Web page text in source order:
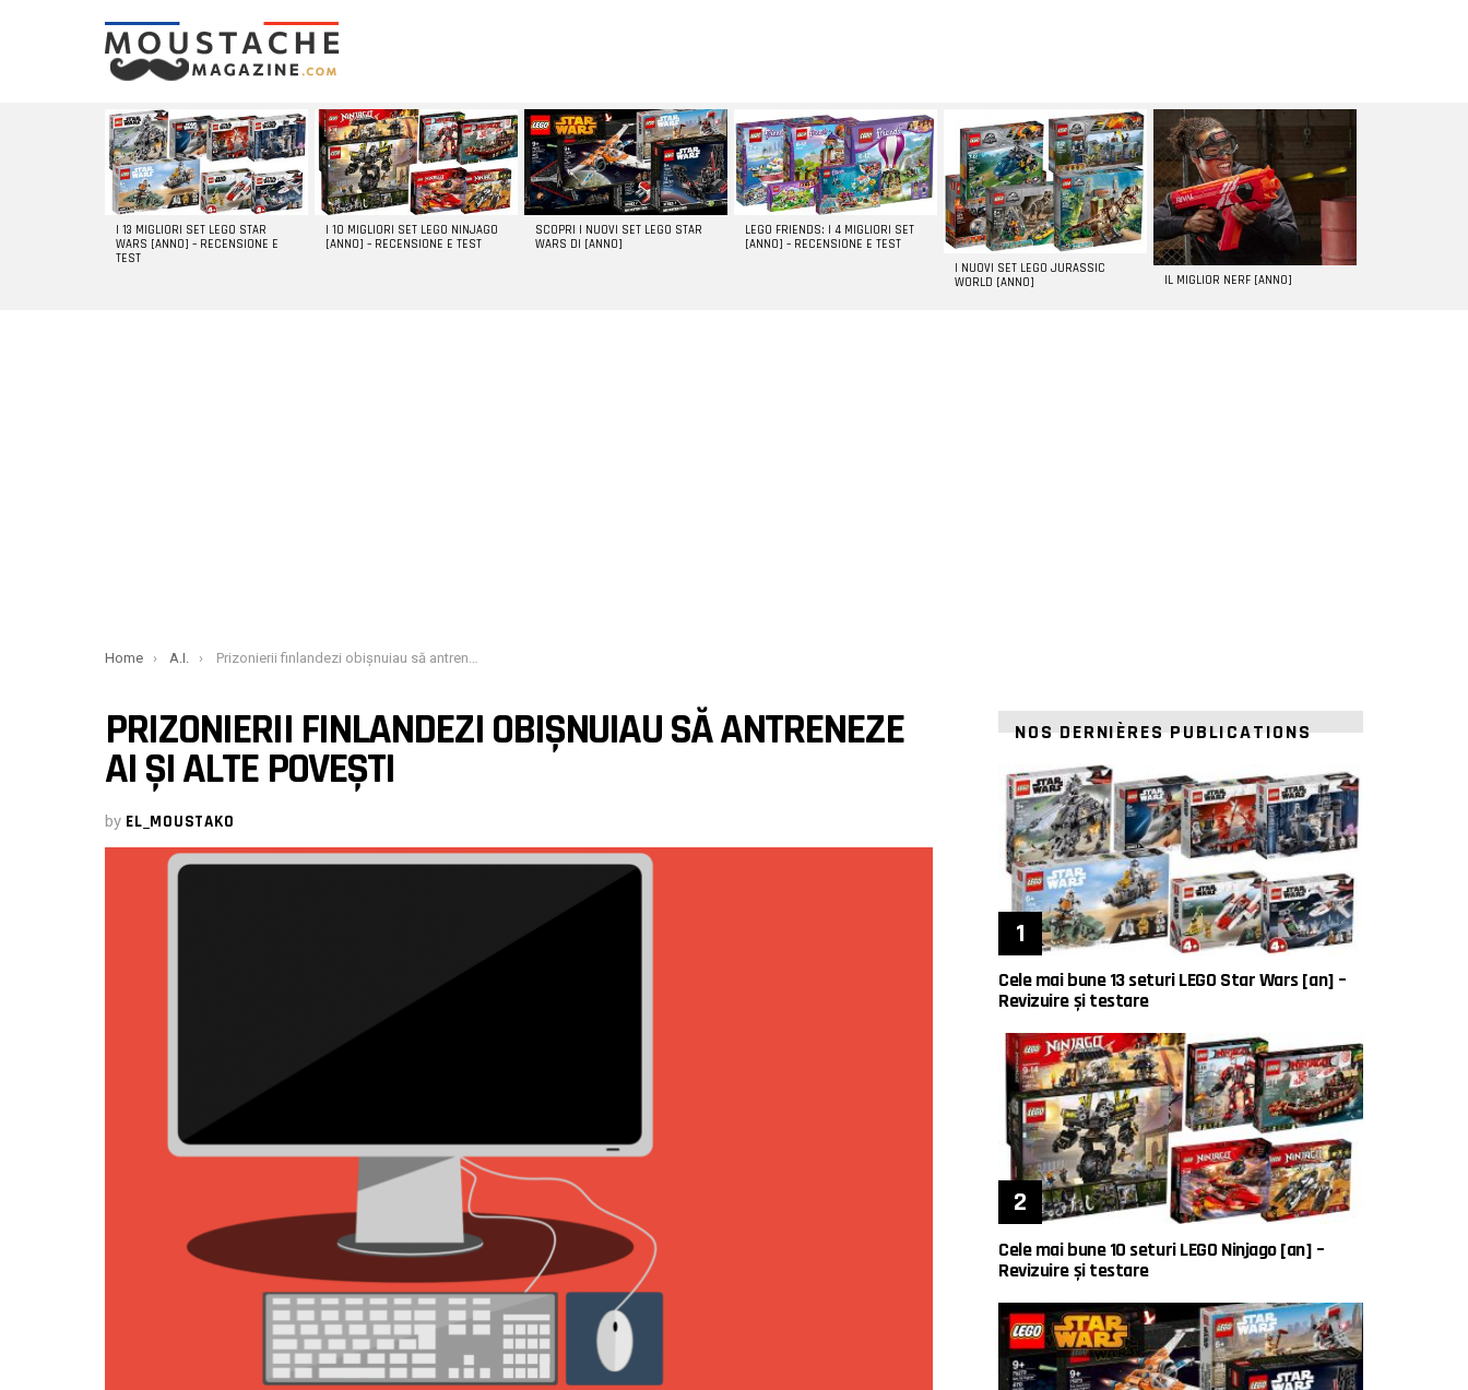
LATEST
STORIES
I 13 MIGLIORI SET LEGO STAR
WARS [ANNO] – RECENSIONE E
TEST
I 10 MIGLIORI SET LEGO NINJAGO
[ANNO] – RECENSIONE E TEST
SCOPRI I NUOVI SET LEGO STAR
WARS DI [ANNO]
LEGO FRIENDS: I 4 MIGLIORI SET
[ANNO] – RECENSIONE E TEST
I NUOVI SET LEGO JURASSIC
WORLD [ANNO]
IL MIGLIOR NERF [ANNO]
You are here:
Home A.I. Prizonierii finlandezi obișnuiau să antreneze AI și alte povești
PRIZONIERII FINLANDEZI OBIȘNUIAU SĂ ANTRENEZE
AI ȘI ALTE POVEȘTI
by EL_MOUSTAKO
NOS DERNIÈRES PUBLICATIONS
Cele mai bune 13 seturi LEGO Star Wars [an] –
Revizuire și testare
Cele mai bune 10 seturi LEGO Ninjago [an] –
Revizuire și testare